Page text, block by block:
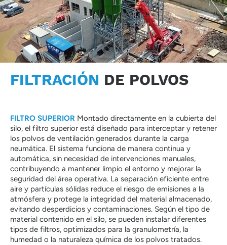
FILTRACIÓN DE POLVOS
FILTRO SUPERIOR Montado directamente en la cubierta del
silo, el filtro superior está diseñado para interceptar y retener
los polvos de ventilación generados durante la carga
neumática. El sistema funciona de manera continua y
automática, sin necesidad de intervenciones manuales,
contribuyendo a mantener limpio el entorno y mejorar la
seguridad del área operativa. La separación eficiente entre
aire y partículas sólidas reduce el riesgo de emisiones a la
atmósfera y protege la integridad del material almacenado,
evitando desperdicios y contaminaciones. Según el tipo de
material contenido en el silo, se pueden instalar diferentes
tipos de filtros, optimizados para la granulometría, la
humedad o la naturaleza química de los polvos tratados.